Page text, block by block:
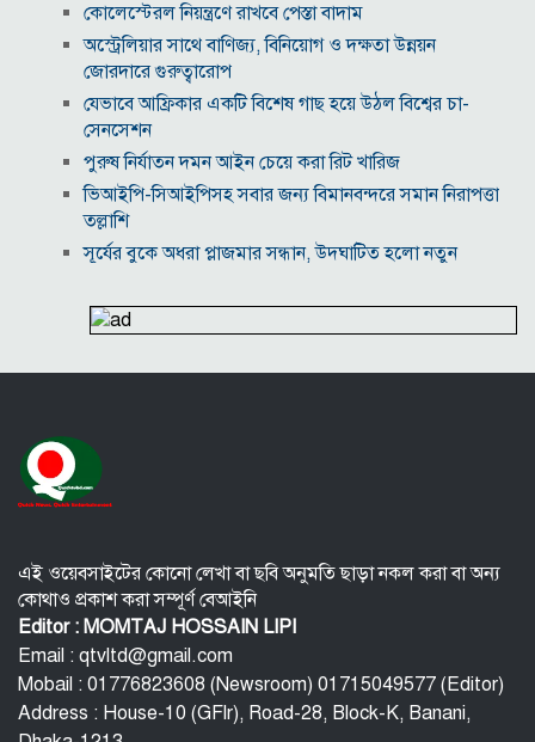
কোলেস্টেরল নিয়ন্ত্রণে রাখবে পেস্তা বাদাম
অস্ট্রেলিয়ার সাথে বাণিজ্য, বিনিয়োগ ও দক্ষতা উন্নয়ন
জোরদারে গুরুত্বারোপ
যেভাবে আফ্রিকার একটি বিশেষ গাছ হয়ে উঠল বিশ্বের চা-
সেনসেশন
পুরুষ নির্যাতন দমন আইন চেয়ে করা রিট খারিজ
ভিআইপি-সিআইপিসহ সবার জন্য বিমানবন্দরে সমান নিরাপত্তা
তল্লাশি
সূর্যের বুকে অধরা প্লাজমার সন্ধান, উদ্ঘাটিত হলো নতুন
উপমহাদেশের প্রভাবশালী ১০ সুফি সাধক
কোটি টাকার মৃত্যু ভাতার লোভে সেনাদের বিয়ে, সামনে
পারমাণবিক পরিস্থিতি কি?
বাংলাদেশি টাকায় আজকের মুদ্রা বিনিময় হার
এই ওয়েবসাইটের কোনো লেখা বা ছবি অনুমতি ছাড়া নকল করা বা অন্য
কোথাও প্রকাশ করা সম্পূর্ণ বেআইনি
Editor : MOMTAJ HOSSAIN LIPI
Email : qtvltd@gmail.com
Mobail : 01776823608 (Newsroom) 01715049577 (Editor)
Address : House-10 (GFlr), Road-28, Block-K, Banani,